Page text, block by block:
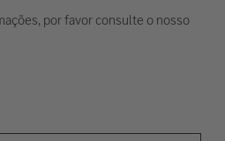
por favor consulte o nosso